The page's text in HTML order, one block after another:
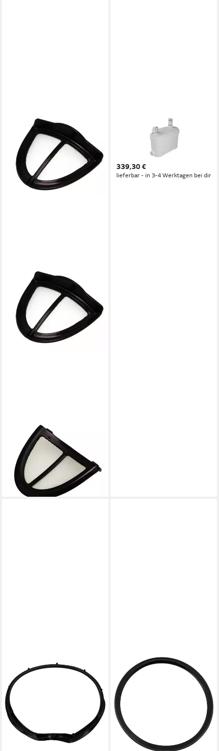
Kalkfilter SEB SS-
7235005957 (SS-201207)
Filter, Feinsieb für KO3308
Wasserkoche
10,98 €
lieferbar - in 3-4 Werktagen bei dir
Hebeanlage Setma
Schmutzwasserhebeanlage
Aquasan 2 500 W/weiß
339,30 €
lieferbar - in 3-4 Werktagen bei dir